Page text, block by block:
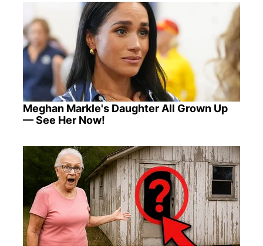
Meghan Markle's Daughter All Grown Up
— See Her Now!